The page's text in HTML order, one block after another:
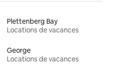
Plettenberg Bay
Locations de vacances
George
Locations de vacances